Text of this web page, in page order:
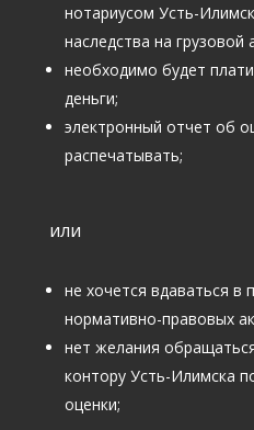
нотариусом Усть-
наследства на грузовой
необходимо будет
деньги;
электронный отчет об
распечатывать;
или
не хочется вдаваться в
нормативно-правовых
нет желания
контору Усть-Илимска
оценки;